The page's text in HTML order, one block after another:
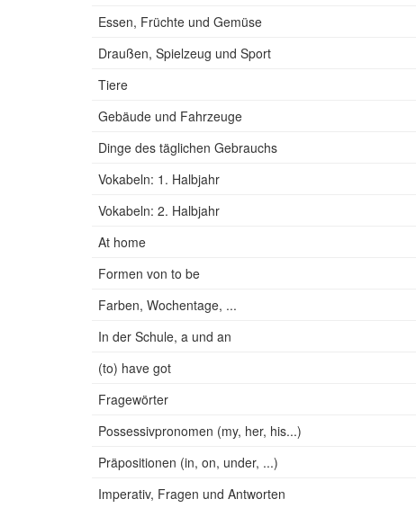
Essen, Früchte und Gemüse
Draußen, Spielzeug und Sport
Tiere
Gebäude und Fahrzeuge
Dinge des täglichen Gebrauchs
Vokabeln: 1. Halbjahr
Vokabeln: 2. Halbjahr
At home
Formen von to be
Farben, Wochentage, ...
In der Schule, a und an
(to) have got
Fragewörter
Possessivpronomen (my, her, his...)
Präpositionen (in, on, under, ...)
Imperativ, Fragen und Antworten